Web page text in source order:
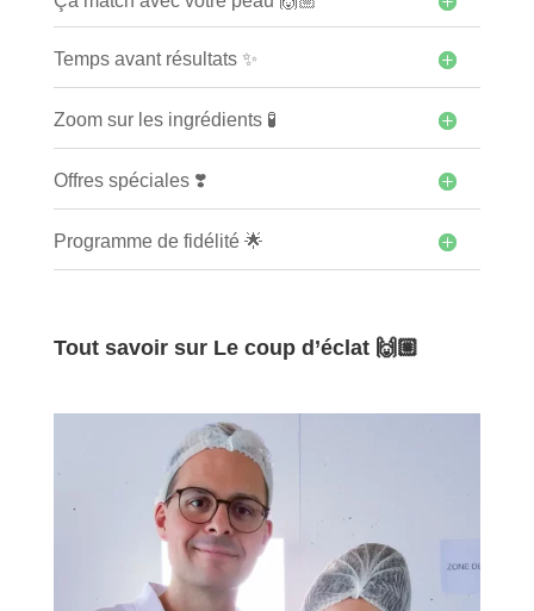
Temps avant résultats ✨
Zoom sur les ingrédients 🧪
Offres spéciales ❣️
Programme de fidélité 🌟
Tout savoir sur Le coup d’éclat 🙌🏼